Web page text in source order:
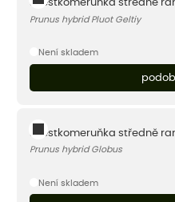
Švestkomeruňka středně
Prunus hybrid Pluot Geltiy
Není skladem
Švestkomeruňka středně
Prunus hybrid Globus
Není skladem